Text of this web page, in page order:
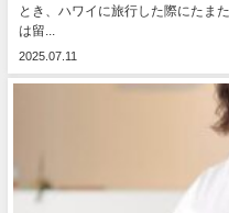
とき、ハワイに旅行した際にたま
は留...
2025.07.11